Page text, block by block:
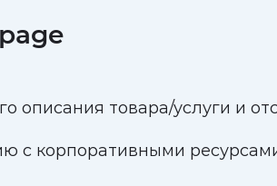
описания товара/услуги и
с корпоративными